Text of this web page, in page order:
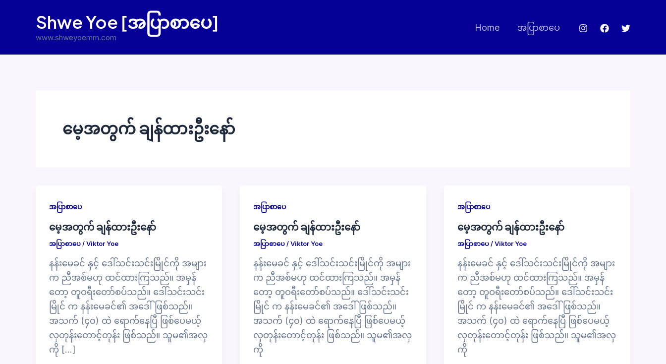
Shwe Yoe [အပြာစာပေ]
www.shweyoemm.com
Home အပြာစာပေ
မေ့အတွက် ချန်ထားဦးနော်
အပြာစာပေ
မေ့အတွက် ချန်ထားဦးနော်
အပြာစာပေ/Viktor Yoe
နန်းမေခင် နှင့် ဒေါ်သင်းသင်းမြိုင်ကို အများ
က ညီအစ်မဟု ထင်ထားကြသည်။ အမှန်
တော့ တူဝရီးတော်စပ်သည်။ ဒေါ်သင်းသင်း
မြိုင် က နန်းမေခင်၏ အဒေါ်ဖြစ်သည်။
အသက် (၄၀) ထဲ ရောက်နေပြီ ဖြစ်ပေမယ့်
လှတုန်းတောင့်တုန်း ဖြစ်သည်။ သူမ၏အလှ
ကို […]
အပြာစာပေ
မေ့အတွက် ချန်ထားဦးနော်
အပြာစာပေ/Viktor Yoe
နန်းမေခင် နှင့် ဒေါ်သင်းသင်းမြိုင်ကို အများ
က ညီအစ်မဟု ထင်ထားကြသည်။ အမှန်
တော့ တူဝရီးတော်စပ်သည်။ ဒေါ်သင်းသင်း
မြိုင် က နန်းမေခင်၏ အဒေါ်ဖြစ်သည်။
အသက် (၄၀) ထဲ ရောက်နေပြီ ဖြစ်ပေမယ့်
လှတုန်းတောင့်တုန်း ဖြစ်သည်။ သူမ၏အလှ
ကို
အပြာစာပေ
မေ့အတွက် ချန်ထားဦးနော်
အပြာစာပေ/Viktor Yoe
နန်းမေခင် နှင့် ဒေါ်သင်းသင်းမြိုင်ကို အများ
က ညီအစ်မဟု ထင်ထားကြသည်။ အမှန်
တော့ တူဝရီးတော်စပ်သည်။ ဒေါ်သင်းသင်း
မြိုင် က နန်းမေခင်၏ အဒေါ်ဖြစ်သည်။
အသက် (၄၀) ထဲ ရောက်နေပြီ ဖြစ်ပေမယ့်
လှတုန်းတောင့်တုန်း ဖြစ်သည်။ သူမ၏အလှ
ကို